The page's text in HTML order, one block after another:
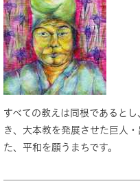
すべての教えは同根であると
き、大本教を発展させた巨人
た、平和を願うまちです。